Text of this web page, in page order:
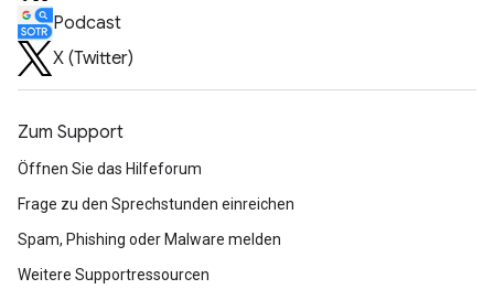
Podcast
X (Twitter)
Zum Support
Öffnen Sie das Hilfeforum
Frage zu den Sprechstunden einreichen
Spam, Phishing oder Malware melden
Weitere Supportressourcen